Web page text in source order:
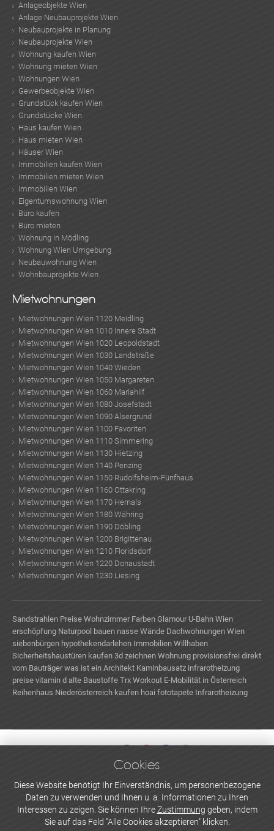
Anlageobjekte Wien
Anlage Neubauprojekte Wien
Neubauprojekte in Planung
Neubauprojekte Wien
Wohnung kaufen Wien
Wohnung mieten Wien
Wohnungen Wien
Gewerbeobjekte Wien
Grundstück kaufen Wien
Grundstücke Wien
Haus kaufen Wien
Haus mieten Wien
Häuser Wien
Immobilien kaufen Wien
Immobilien mieten Wien
Immobilien Wien
Eigentumswohnung Wien
Büro kaufen
Büro mieten
Wohnung in Mödling
Wohnung Wien Umgebung
Neubauwohnung Wien
Wohnbauprojekte Wien
Mietwohnungen
Mietwohnungen Wien 1120 Meidling
Mietwohnungen Wien 1010 Innere Stadt
Mietwohnungen Wien 1020 Leopoldstadt
Mietwohnungen Wien 1030 Landstraße
Mietwohnungen Wien 1040 Wieden
Mietwohnungen Wien 1050 Margareten
Mietwohnungen Wien 1060 Mariahilf
Mietwohnungen Wien 1080 Josefstadt
Mietwohnungen Wien 1090 Alsergrund
Mietwohnungen Wien 1100 Favoriten
Mietwohnungen Wien 1110 Simmering
Mietwohnungen Wien 1130 Hietzing
Mietwohnungen Wien 1140 Penzing
Mietwohnungen Wien 1150 Rudolfsheim-Fünfhaus
Mietwohnungen Wien 1160 Ottakring
Mietwohnungen Wien 1170 Hernals
Mietwohnungen Wien 1180 Währing
Mietwohnungen Wien 1190 Döbling
Mietwohnungen Wien 1200 Brigittenau
Mietwohnungen Wien 1210 Floridsdorf
Mietwohnungen Wien 1220 Donaustadt
Mietwohnungen Wien 1230 Liesing
Sandstrahlen Preise Wohnzimmer Farben Glamour U-Bahn Wien
erschöpfung Naturpool bauen nasse Wände Dachwohnungen Wien
siebenbürgen hypothekendarlehen Immobilien Willhaben
Sicherheitshaustüren kaufen 3d zeichnen Wohnung provisionsfrei direkt
vom Bauträger was ist ein Architekt Kaminbausatz infrarotheizung
preise vitamin d alte Baustoffe Trx Workout E-Mobilität in Österreich
Reihenhaus Niederösterreich kaufen hoai fototapete Infrarotheizung
WERBEN UND INSERIEREN
Newsletter abonnieren
Datenschutzerklärung
Cookies
Diese Website benötigt Ihr Einverständnis, um personenbezogene
Daten zu verwenden und Ihnen u. a. Informationen zu Ihren
Interessen zu zeigen. Sie können IhreZustimmung geben, indem
Sie auf das Feld "Alle Cookies akzeptieren" klicken.